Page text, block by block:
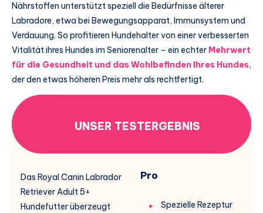
Nährstoffen unterstützt speziell die Bedürfnisse älterer
Labradore, etwa bei Bewegungsapparat, Immunsystem und
Verdauung. So profitieren Hundehalter von einer verbesserten
Vitalität ihres Hundes im Seniorenalter – ein echter Mehrwert
für die Gesundheit und das Wohlbefinden Ihres Hundes,
der den etwas höheren Preis mehr als rechtfertigt.
UNSER TESTERGEBNIS
Das Royal Canin Labrador
Retriever Adult 5+
Hundefutter überzeugt
Pro
Spezielle Rezeptur